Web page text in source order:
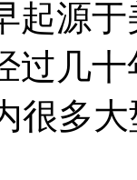
起源
过几
很多